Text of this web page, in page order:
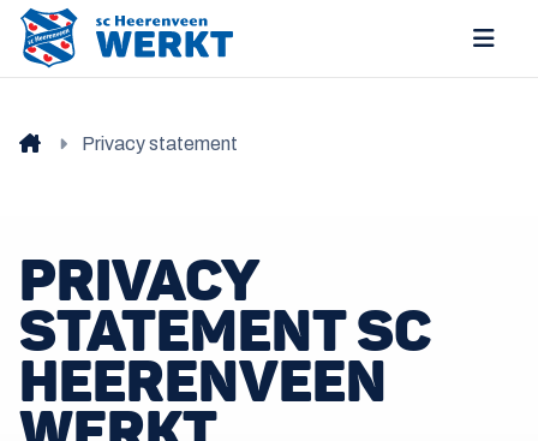
Privacy statement
PRIVACY
STATEMENT SC
HEERENVEEN